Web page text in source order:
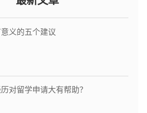
义的五个建议
对留学申请大有帮助？